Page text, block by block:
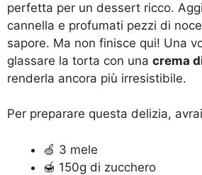
perfetta per un dessert ricco.
cannella e profumati pezzi di
sapore. Ma non finisce qui! Una
glassare la torta con una crema
renderla ancora più irresistibile.
Per preparare questa delizia,
🍏 3 mele
🍯 150g di zucchero